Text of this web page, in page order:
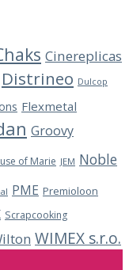
Cinereplicas
Distrineo Dulcop
Flexmetal
Groovy
of Marie JEM Noble
PME Premioloon
Scrapcooking
WIMEX s.r.o.